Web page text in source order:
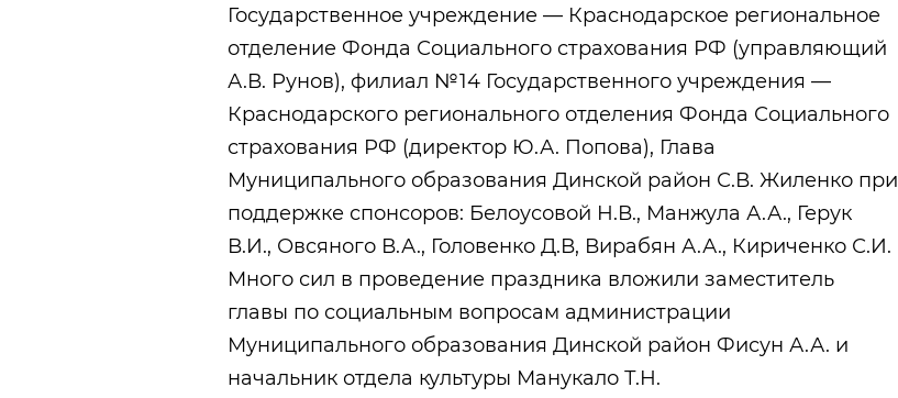
Государственное учреждение — Краснодарское региональное
отделение Фонда Социального страхования РФ (управляющий
А.В. Рунов), филиал №14 Государственного учреждения —
Краснодарского регионального отделения Фонда Социального
страхования РФ (директор Ю.А. Попова), Глава
Муниципального образования Динской район С.В. Жиленко при
поддержке спонсоров: Белоусовой Н.В., Манжула А.А., Герук
В.И., Овсяного В.А., Головенко Д.В, Вирабян А.А., Кириченко С.И.
Много сил в проведение праздника вложили заместитель
главы по социальным вопросам администрации
Муниципального образования Динской район Фисун А.А. и
начальник отдела культуры Манукало Т.Н.